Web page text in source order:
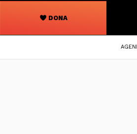
DONA